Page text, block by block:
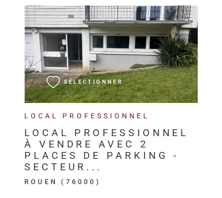
LOCAL PROFESSIONNEL
LOCAL PROFESSIONNEL
À VENDRE AVEC 2
PLACES DE PARKING -
SECTEUR...
ROUEN (76000)
SÉLECTIONNER
VOIR LE BIEN